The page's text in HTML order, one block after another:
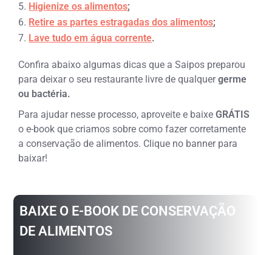
Higienize os alimentos;
Retire as partes estragadas dos alimentos;
Lave tudo em água corrente.
Confira abaixo algumas dicas que a Saipos preparou
para deixar o seu restaurante livre de qualquergerme
ou bactéria.
Para ajudar nesse processo, aproveite e baixeGRÁTIS
o e-book que criamos sobre como fazer corretamente
a conservação de alimentos. Clique no banner para
baixar!
BAIXE O E-BOOK DE CONSERVAÇÃO
DE ALIMENTOS